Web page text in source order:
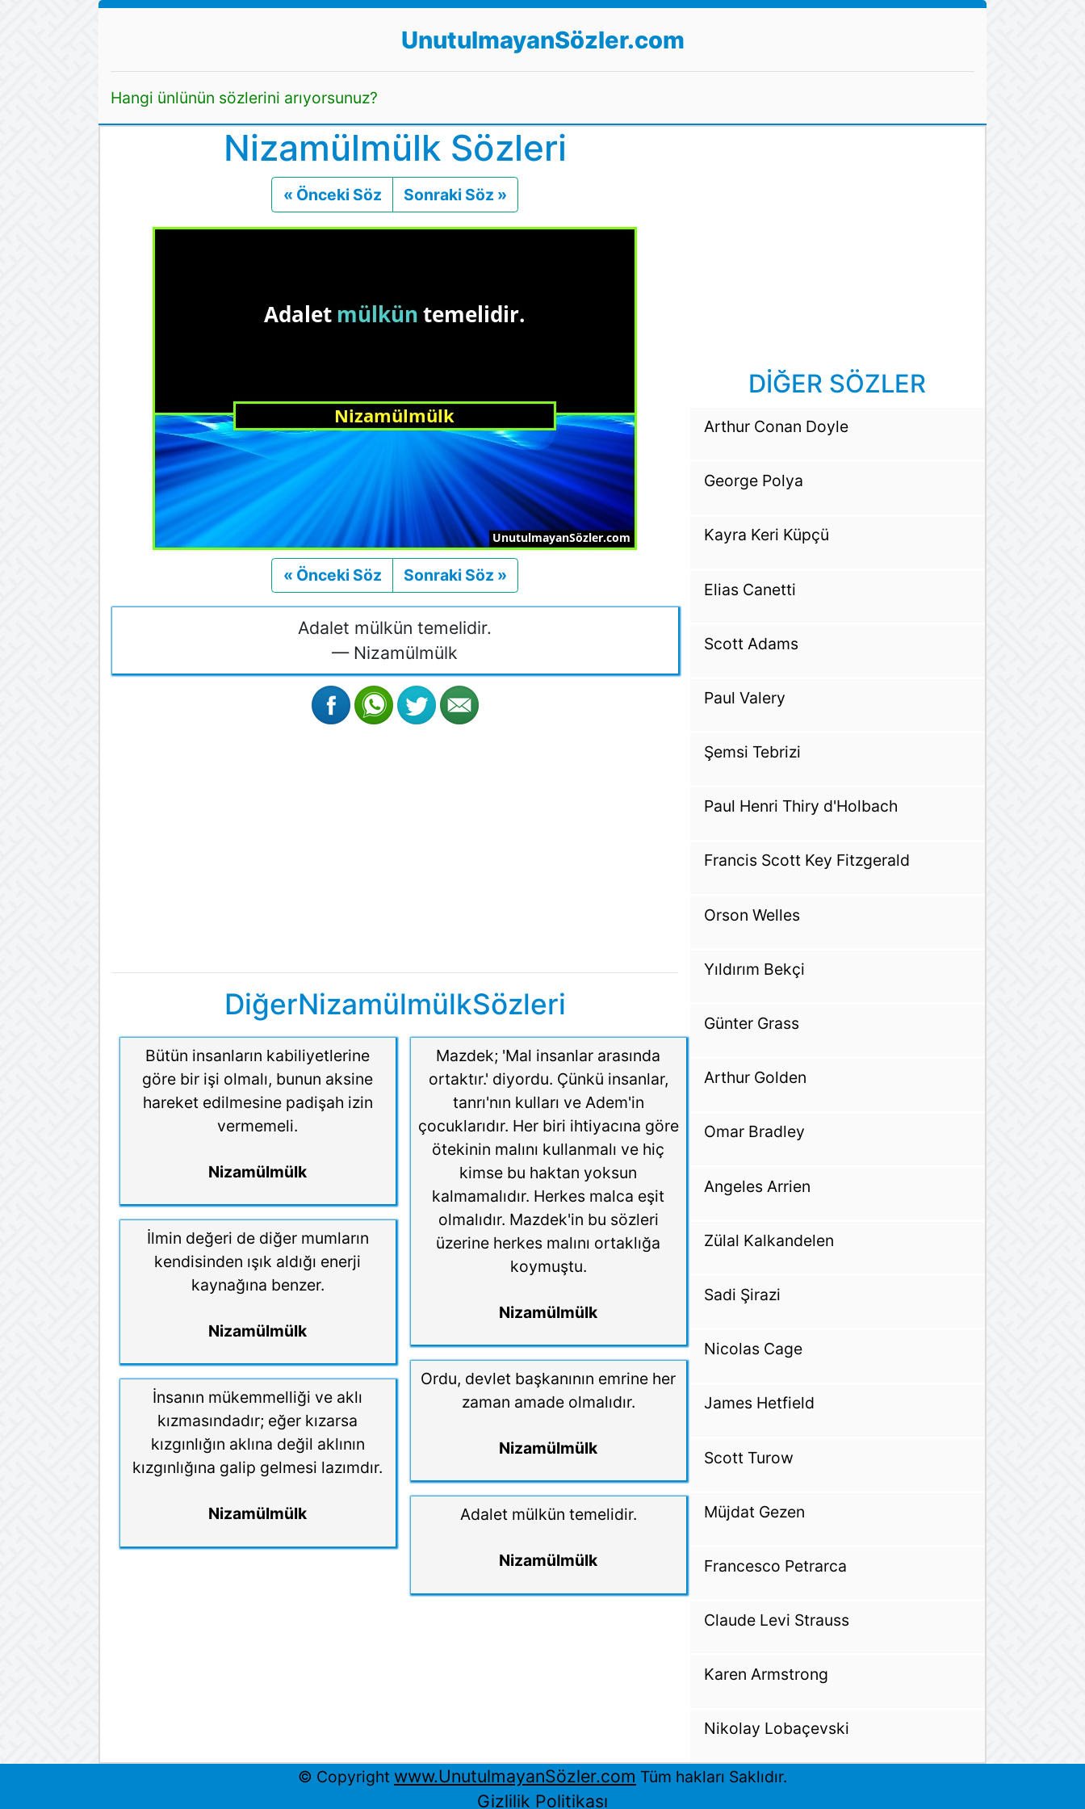
UnutulmayanSözler.com
Hangi ünlünün sözlerini arıyorsunuz?
Nizamülmülk Sözleri
« Önceki Söz Önceki
Sonraki Söz »
« Önceki Söz Önceki
Sonraki Söz »
Adalet mülkün temelidir.
— Nizamülmülk
DiğerNizamülmülkSözleri
Bütün insanların kabiliyetlerine
göre bir işi olmalı, bunun aksine
hareket edilmesine padişah izin
vermemeli.
Nizamülmülk
İlmin değeri de diğer mumların
kendisinden ışık aldığı enerji
kaynağına benzer.
Nizamülmülk
İnsanın mükemmelliği ve aklı
kızmasındadır; eğer kızarsa
kızgınlığın aklına değil aklının
kızgınlığına galip gelmesi lazımdır.
Nizamülmülk
Mazdek; 'Mal insanlar arasında
ortaktır.' diyordu. Çünkü insanlar,
tanrı'nın kulları ve Adem'in
çocuklarıdır. Her biri ihtiyacına göre
ötekinin malını kullanmalı ve hiç
kimse bu haktan yoksun
kalmamalıdır. Herkes malca eşit
olmalıdır. Mazdek'in bu sözleri
üzerine herkes malını ortaklığa
koymuştu.
Nizamülmülk
Ordu, devlet başkanının emrine her
zaman amade olmalıdır.
Nizamülmülk
Adalet mülkün temelidir.
Nizamülmülk
DİĞER SÖZLER
Arthur Conan Doyle
George Polya
Kayra Keri Küpçü
Elias Canetti
Scott Adams
Paul Valery
Şemsi Tebrizi
Paul Henri Thiry d'Holbach
Francis Scott Key Fitzgerald
Orson Welles
Yıldırım Bekçi
Günter Grass
Arthur Golden
Omar Bradley
Angeles Arrien
Zülal Kalkandelen
Sadi Şirazi
Nicolas Cage
James Hetfield
Scott Turow
Müjdat Gezen
Francesco Petrarca
Claude Levi Strauss
Karen Armstrong
Nikolay Lobaçevski
© Copyright www.UnutulmayanSözler.com Tüm hakları Saklıdır.
Gizlilik Politikası